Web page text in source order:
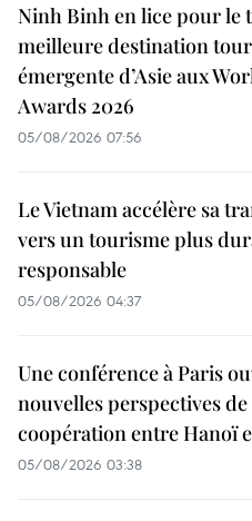
Ninh Binh en lice pour le
meilleure destination
émergente d’Asie aux
Awards 2026
05/08/2026 07:56
Le Vietnam accélère sa
vers un tourisme plus
responsable
05/08/2026 04:37
Une conférence à Paris
nouvelles perspectives de
coopération entre Hanoï
05/08/2026 03:38